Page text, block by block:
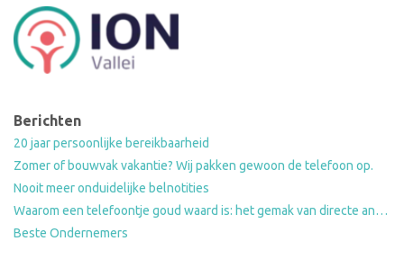
Berichten
20 jaar persoonlijke bereikbaarheid
Zomer of bouwvak vakantie? Wij pakken gewoon de telefoon op.
Nooit meer onduidelijke belnotities
Waarom een telefoontje goud waard is: het gemak van directe antwoorden op standaardvragen
Beste Ondernemers